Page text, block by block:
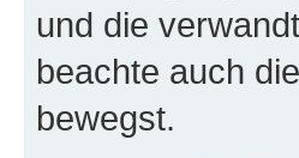
und die
beachte auch
bewegst.